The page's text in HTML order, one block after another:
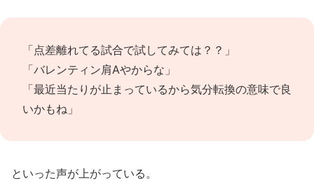
「点差離れてる試合で試してみては？？」
「バレンティン肩Aやからな」
「最近当たりが止まっているから気分転換の意味で良
いかもね」
といった声が上がっている。